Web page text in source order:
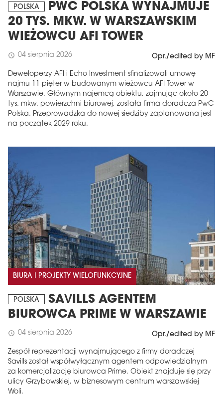
POLSKA
PWC POLSKA WYNAJMUJE
20 TYS. MKW. W WARSZAWSKIM
WIEŻOWCU AFI TOWER
schedule 04 sierpnia 2026 Opr./edited by MF
Deweloperzy AFI i Echo Investment sfinalizowali umowę
najmu 11 pięter w budowanym wieżowcu AFI Tower w
Warszawie. Głównym najemcą obiektu, zajmując około 20
tys. mkw. powierzchni biurowej, została firma doradcza PwC
Polska. Przeprowadzka do nowej siedziby zaplanowana jest
na początek 2029 roku.
BIURA I PROJEKTY WIELOFUNKCYJNE
POLSKA
SAVILLS AGENTEM
BIUROWCA PRIME W WARSZAWIE
schedule 04 sierpnia 2026 Opr./edited by MF
Zespół reprezentacji wynajmującego z firmy doradczej
Savills został współwyłącznym agentem odpowiedzialnym
za komercjalizację biurowca Prime. Obiekt znajduje się przy
ulicy Grzybowskiej, w biznesowym centrum warszawskiej
Woli.